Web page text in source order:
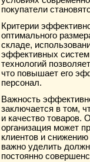
покупатели
Критерии
оптимального
складе,
эффективных
технологий
что повышает его
персонал.
Важность
заключается в том,
и качество товаров.
организация может
клиентов и
важно уделить
постоянно